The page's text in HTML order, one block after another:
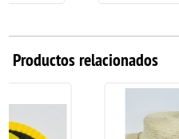
Productos relacionados